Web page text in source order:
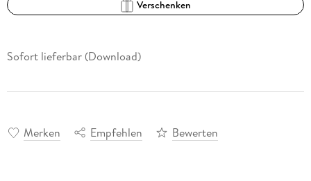
Verschenken
Sofort lieferbar (Download)
Merken Empfehlen Bewerten